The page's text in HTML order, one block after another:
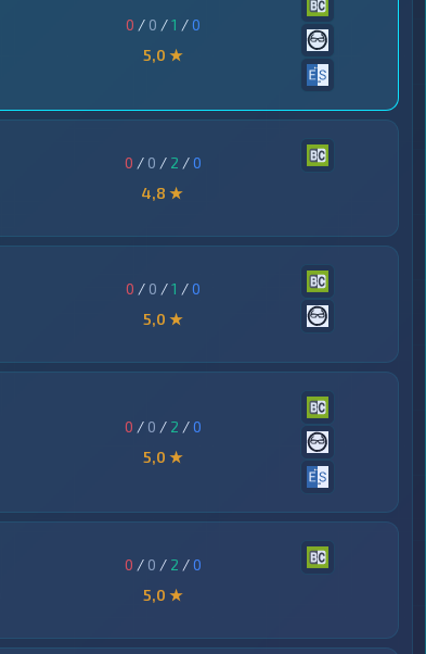
0 / 0 /1 /0
5,0 ★
0 / 0 / 2 /0
4,8 ★
0 / 0 /1 /0
5,0 ★
0 / 0 / 2 /0
5,0 ★
0 / 0 / 2 /0
5,0 ★